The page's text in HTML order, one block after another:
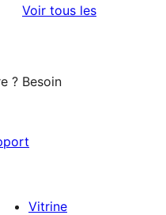
Voir tous lesavis
? Besoin
Vitrine